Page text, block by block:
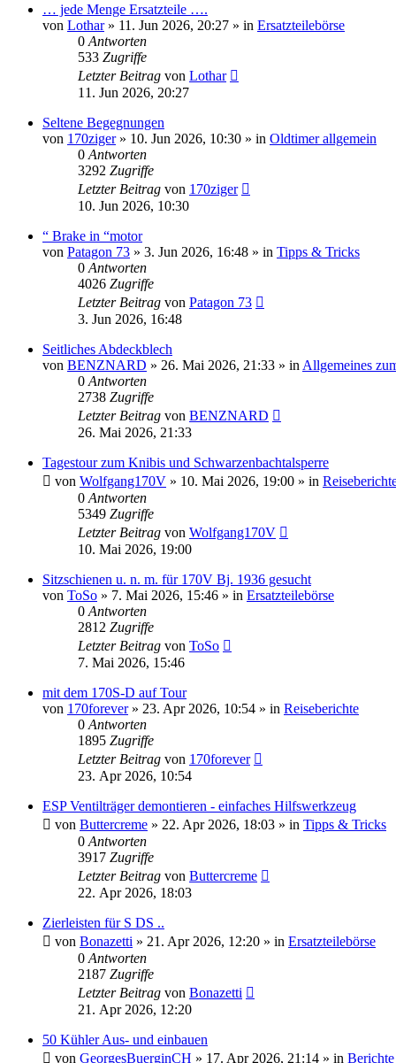
… jede Menge Ersatzteile ….
von Lothar» 11. Jun 2026, 20:27 » in Ersatzteilebörse
0 Antworten
533 Zugriffe
Letzter Beitrag von Lothar
11. Jun 2026, 20:27
Seltene Begegnungen
von 170ziger» 10. Jun 2026, 10:30 » in Oldtimer allgemein
0 Antworten
3292 Zugriffe
Letzter Beitrag von 170ziger
10. Jun 2026, 10:30
“ Brake in “motor
von Patagon 73 » 3. Jun 2026, 16:48 » in Tipps & Tricks
0 Antworten
4026 Zugriffe
Letzter Beitrag von Patagon 73
3. Jun 2026, 16:48
Seitliches Abdeckblech
von BENZNARD » 26. Mai 2026, 21:33 » in Allgemeines
0 Antworten
2738 Zugriffe
Letzter Beitrag von BENZNARD
26. Mai 2026, 21:33
Tagestour zum Knibis und Schwarzenbachtalsperre
von Wolfgang170V » 10. Mai 2026, 19:00 » in
0 Antworten
5349 Zugriffe
Letzter Beitrag von Wolfgang170V
10. Mai 2026, 19:00
Sitzschienen u. n. m. für 170V Bj. 1936 gesucht
von ToSo » 7. Mai 2026, 15:46 » in Ersatzteilebörse
0 Antworten
2812 Zugriffe
Letzter Beitrag von ToSo
7. Mai 2026, 15:46
mit dem 170S-D auf Tour
von 170forever» 23. Apr 2026, 10:54 » in Reiseberichte
0 Antworten
1895 Zugriffe
Letzter Beitrag von 170forever
23. Apr 2026, 10:54
ESP Ventilträger demontieren - einfaches Hilfswerkzeug
von Buttercreme » 22. Apr 2026, 18:03 » in Tipps & Tricks
0 Antworten
3917 Zugriffe
Letzter Beitrag von Buttercreme
22. Apr 2026, 18:03
Zierleisten für S DS ..
von Bonazetti » 21. Apr 2026, 12:20 » in Ersatzteilebörse
0 Antworten
2187 Zugriffe
Letzter Beitrag von Bonazetti
21. Apr 2026, 12:20
50 Kühler Aus- und einbauen
von GeorgesBuerginCH » 17. Apr 2026, 21:14 » in Berichte